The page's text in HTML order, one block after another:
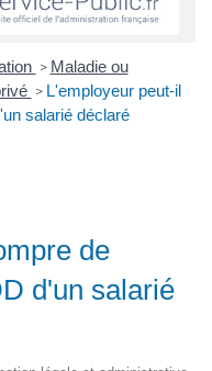
> Maladie ou
> L'employeur peut-il
salarié déclaré
de
d'un salarié